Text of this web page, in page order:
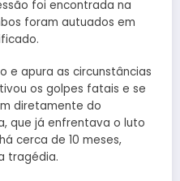
foi encontrada na
foram autuados em
e apura as circunstâncias
os golpes fatais e se
diretamente do
que já enfrentava o luto
cerca de 10 meses,
tragédia.